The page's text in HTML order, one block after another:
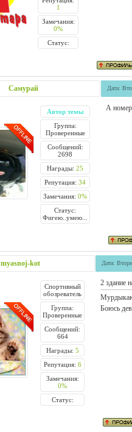
1
Замечания:
0%
Статус:
Самурай Дата:
Автор темы
Группа:
Проверенные
Сообщений:
2698
Награды: 25
Репутация: 34
Замечания: 0%
Статус:
Фигею..умею...
А
myasnoj-kot Дата:
Спортивный
обозреватель
Группа:
Проверенные
Сообщений:
664
Награды: 5
Репутация: 6
Замечания:
0%
Статус:
2 здание
Боюсь